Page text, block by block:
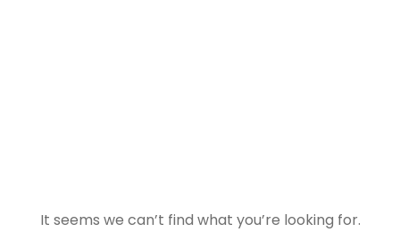
It seems we can’t find what you’re looking for.